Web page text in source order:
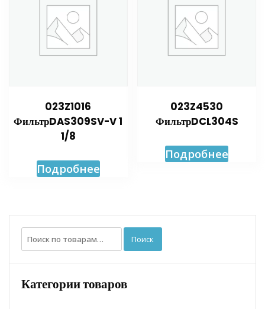
023Z1016
ФильтрDAS309SV-V 1
1/8
Подробнее
023Z4530
ФильтрDCL304S
Подробнее
Искать: Поиск
Категории товаров